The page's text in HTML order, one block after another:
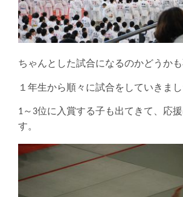
ちゃんとした試合になるのかどうかも
１年生から順々に試合をしていきまし
1～3位に入賞する子も出てきて、応
す。